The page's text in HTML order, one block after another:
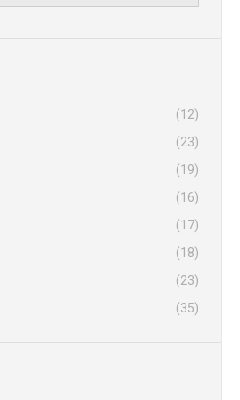
(12)
(23)
(19)
(16)
(17)
(18)
(23)
(35)